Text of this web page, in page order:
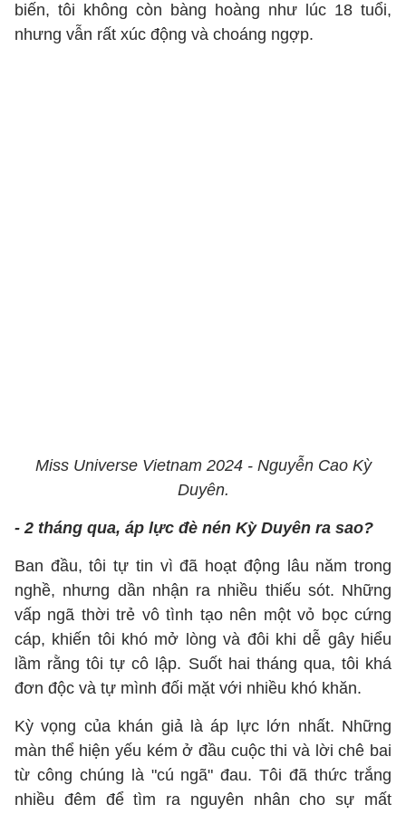
biến, tôi không còn bàng hoàng như lúc 18 tuổi,
nhưng vẫn rất xúc động và choáng ngợp.
Miss Universe Vietnam 2024 - Nguyễn Cao Kỳ
Duyên.
- 2 tháng qua, áp lực đè nén Kỳ Duyên ra sao?
Ban đầu, tôi tự tin vì đã hoạt động lâu năm trong
nghề, nhưng dần nhận ra nhiều thiếu sót. Những
vấp ngã thời trẻ vô tình tạo nên một vỏ bọc cứng
cáp, khiến tôi khó mở lòng và đôi khi dễ gây hiểu
lầm rằng tôi tự cô lập. Suốt hai tháng qua, tôi khá
đơn độc và tự mình đối mặt với nhiều khó khăn.
Kỳ vọng của khán giả là áp lực lớn nhất. Những
màn thể hiện yếu kém ở đầu cuộc thi và lời chê bai
từ công chúng là "cú ngã" đau. Tôi đã thức trắng
nhiều đêm để tìm ra nguyên nhân cho sự mất